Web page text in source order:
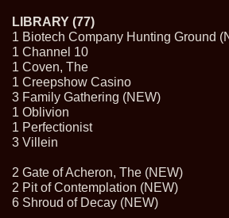
LIBRARY (77)
1 Biotech Company Hunting Ground
1 Channel 10
1 Coven, The
1 Creepshow Casino
3 Family Gathering (NEW)
1 Oblivion
1 Perfectionist
3 Villein
2 Gate of Acheron, The (NEW)
2 Pit of Contemplation (NEW)
6 Shroud of Decay (NEW)